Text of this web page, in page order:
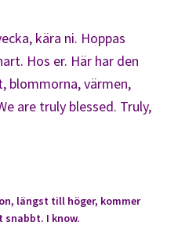
kära ni. Hoppas
Hos er. Här har den
blommorna, värmen,
are truly blessed. Truly,
längst till höger, kommer
snabbt. I know.